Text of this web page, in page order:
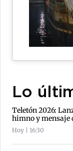
Lo
Teletón 2026:
himno y mensaje
Hoy | 16:30